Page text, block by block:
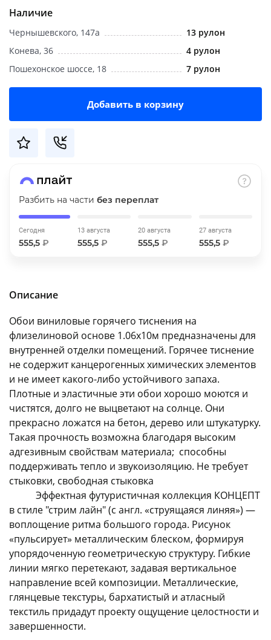
Наличие
Чернышевского, 147а
13 рулон
Конева, 36
4 рулон
Пошехонское шоссе, 18
7 рулон
Добавить в корзину
Разбить на части без переплат
Сегодня
555,5 ₽
13 августа
555,5 ₽
20 августа
555,5 ₽
27 августа
555,5 ₽
Описание
Обои виниловые горячего тиснения на
флизелиновой основе 1.06х10м предназначены для
внутренней отделки помещений. Горячее тиснение
не содержит канцерогенных химических элементов
и не имеет какого-либо устойчивого запаха.
Плотные и эластичные эти обои хорошо моются и
чистятся, долго не выцветают на солнце. Они
прекрасно ложатся на бетон, дерево или штукатурку.
Такая прочность возможна благодаря высоким
адгезивным свойствам материала; способны
поддерживать тепло и звукоизоляцию. Не требует
стыковки, свободная стыковка
Эффектная футуристичная коллекция КОНЦЕПТ
в стиле "стрим лайн" (с англ. «струящаяся линяя») —
воплощение ритма большого города. Рисунок
«пульсирует» металлическим блеском, формируя
упорядоченную геометрическую структуру. Гибкие
линии мягко перетекают, задавая вертикальное
направление всей композиции. Металлические,
глянцевые текстуры, бархатистый и атласный
текстиль придадут проекту ощущение целостности и
завершенности.
Оставшиеся
по25%каждые 2 недели
об оплате Плайтом
недели
раз в 2 недели
plait.ru